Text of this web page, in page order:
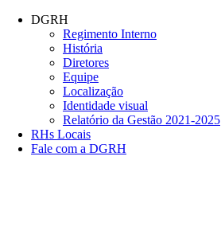
Conteúdo principal
DGRH
Regimento Interno
História
Diretores
Equipe
Localização
Identidade visual
Relatório da Gestão 2021-2025
RHs Locais
Fale com a DGRH